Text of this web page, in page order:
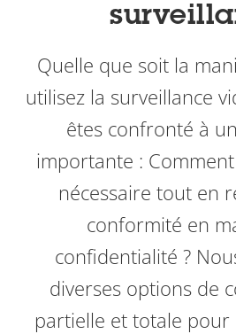
Quelle que soit la
utilisez la surveillance
êtes confronté à
importante :
nécessaire tout en
conformité en
confidentialité ?
diverses options de
partielle et totale